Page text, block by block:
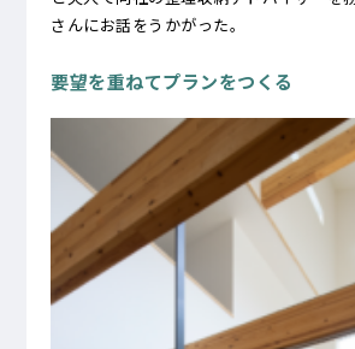
さんにお話をうかがった。
要望を重ねてプランをつくる